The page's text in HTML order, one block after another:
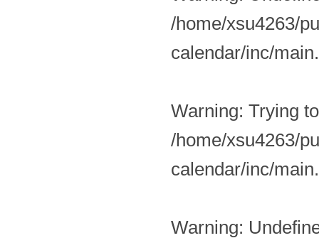
/home/xsu4263/
calendar/inc/
Warning: Trying
/home/xsu4263/
calendar/inc/
Warning: